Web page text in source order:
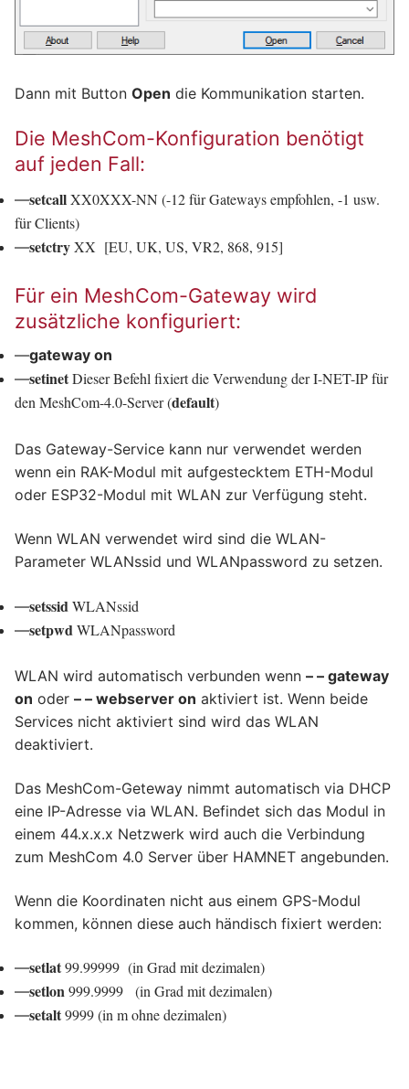
Dann mit Button Open die Kommunikation starten.
Die MeshCom-Konfiguration benötigt
auf jeden Fall:
—setcallXX0XXX-NN (-12 für Gateways empfohlen, -1 usw.
für Clients)
—setctryXX [EU, UK, US, VR2, 868, 915]
Für ein MeshCom-Gateway wird
zusätzliche konfiguriert:
—gateway on
—setinetDieser Befehl fixiert die Verwendung der I-NET-IP für
den MeshCom-4.0-Server (default)
Das Gateway-Service kann nur verwendet werden
wenn ein RAK-Modul mit aufgestecktem ETH-Modul
oder ESP32-Modul mit WLAN zur Verfügung steht.
Wenn WLAN verwendet wird sind die WLAN-
Parameter WLANssid und WLANpassword zu setzen.
—setssid WLANssid
—setpwd WLANpassword
WLAN wird automatisch verbunden wenn – – gateway
on oder – – webserver on aktiviert ist. Wenn beide
Services nicht aktiviert sind wird das WLAN
deaktiviert.
Das MeshCom-Geteway nimmt automatisch via DHCP
eine IP-Adresse via WLAN. Befindet sich das Modul in
einem 44.x.x.x Netzwerk wird auch die Verbindung
zum MeshCom 4.0 Server über HAMNET angebunden.
Wenn die Koordinaten nicht aus einem GPS-Modul
kommen, können diese auch händisch fixiert werden:
—setlat99.99999 (in Grad mit dezimalen)
—setlon999.9999 (in Grad mit dezimalen)
—setalt9999 (in m ohne dezimalen)